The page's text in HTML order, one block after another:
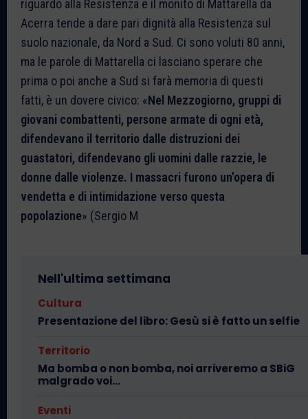
riguardo alla Resistenza e il monito di Mattarella da
Acerra tende a dare pari dignità alla Resistenza sul
suolo nazionale, da Nord a Sud. Ci sono voluti 80 anni,
ma le parole di Mattarella ci lasciano sperare che
prima o poi anche a Sud si farà memoria di questi
fatti, è un dovere civico: «Nel Mezzogiorno, gruppi di
giovani combattenti, persone armate di ogni età,
difendevano il territorio dalle distruzioni dei
guastatori, difendevano gli uomini dalle razzie, le
donne dalle violenze. I massacri furono un’opera di
vendetta e di intimidazione verso questa
popolazione» (Sergio M
Nell'ultima settimana
Cultura
Presentazione del libro: Gesù si è fatto un selfie
Territorio
Ma bomba o non bomba, noi arriveremo a SBiG
malgrado voi…
Eventi